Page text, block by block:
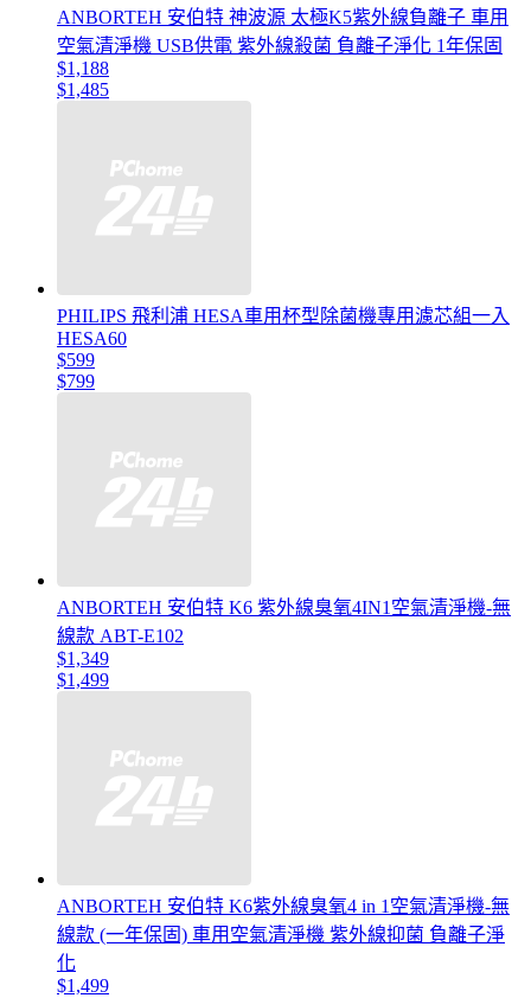
ANBORTEH 安伯特 神波源 太極K5紫外線負離子 車用
空氣清淨機 USB供電 紫外線殺菌 負離子淨化 1年保固
$1,188
$1,485
PHILIPS 飛利浦 HESA車用杯型除菌機專用濾芯組一入
HESA60
$599
$799
ANBORTEH 安伯特 K6 紫外線臭氧4IN1空氣清淨機-無
線款 ABT-E102
$1,349
$1,499
ANBORTEH 安伯特 K6紫外線臭氧4 in 1空氣清淨機-無
線款 (一年保固) 車用空氣清淨機 紫外線抑菌 負離子淨
化
$1,499